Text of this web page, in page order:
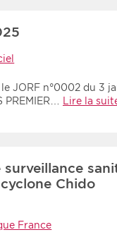
Les deux
Choisir une date de
JORF n°0002 du 3
PREMIER…
Lire la
surveillance
Chido
France